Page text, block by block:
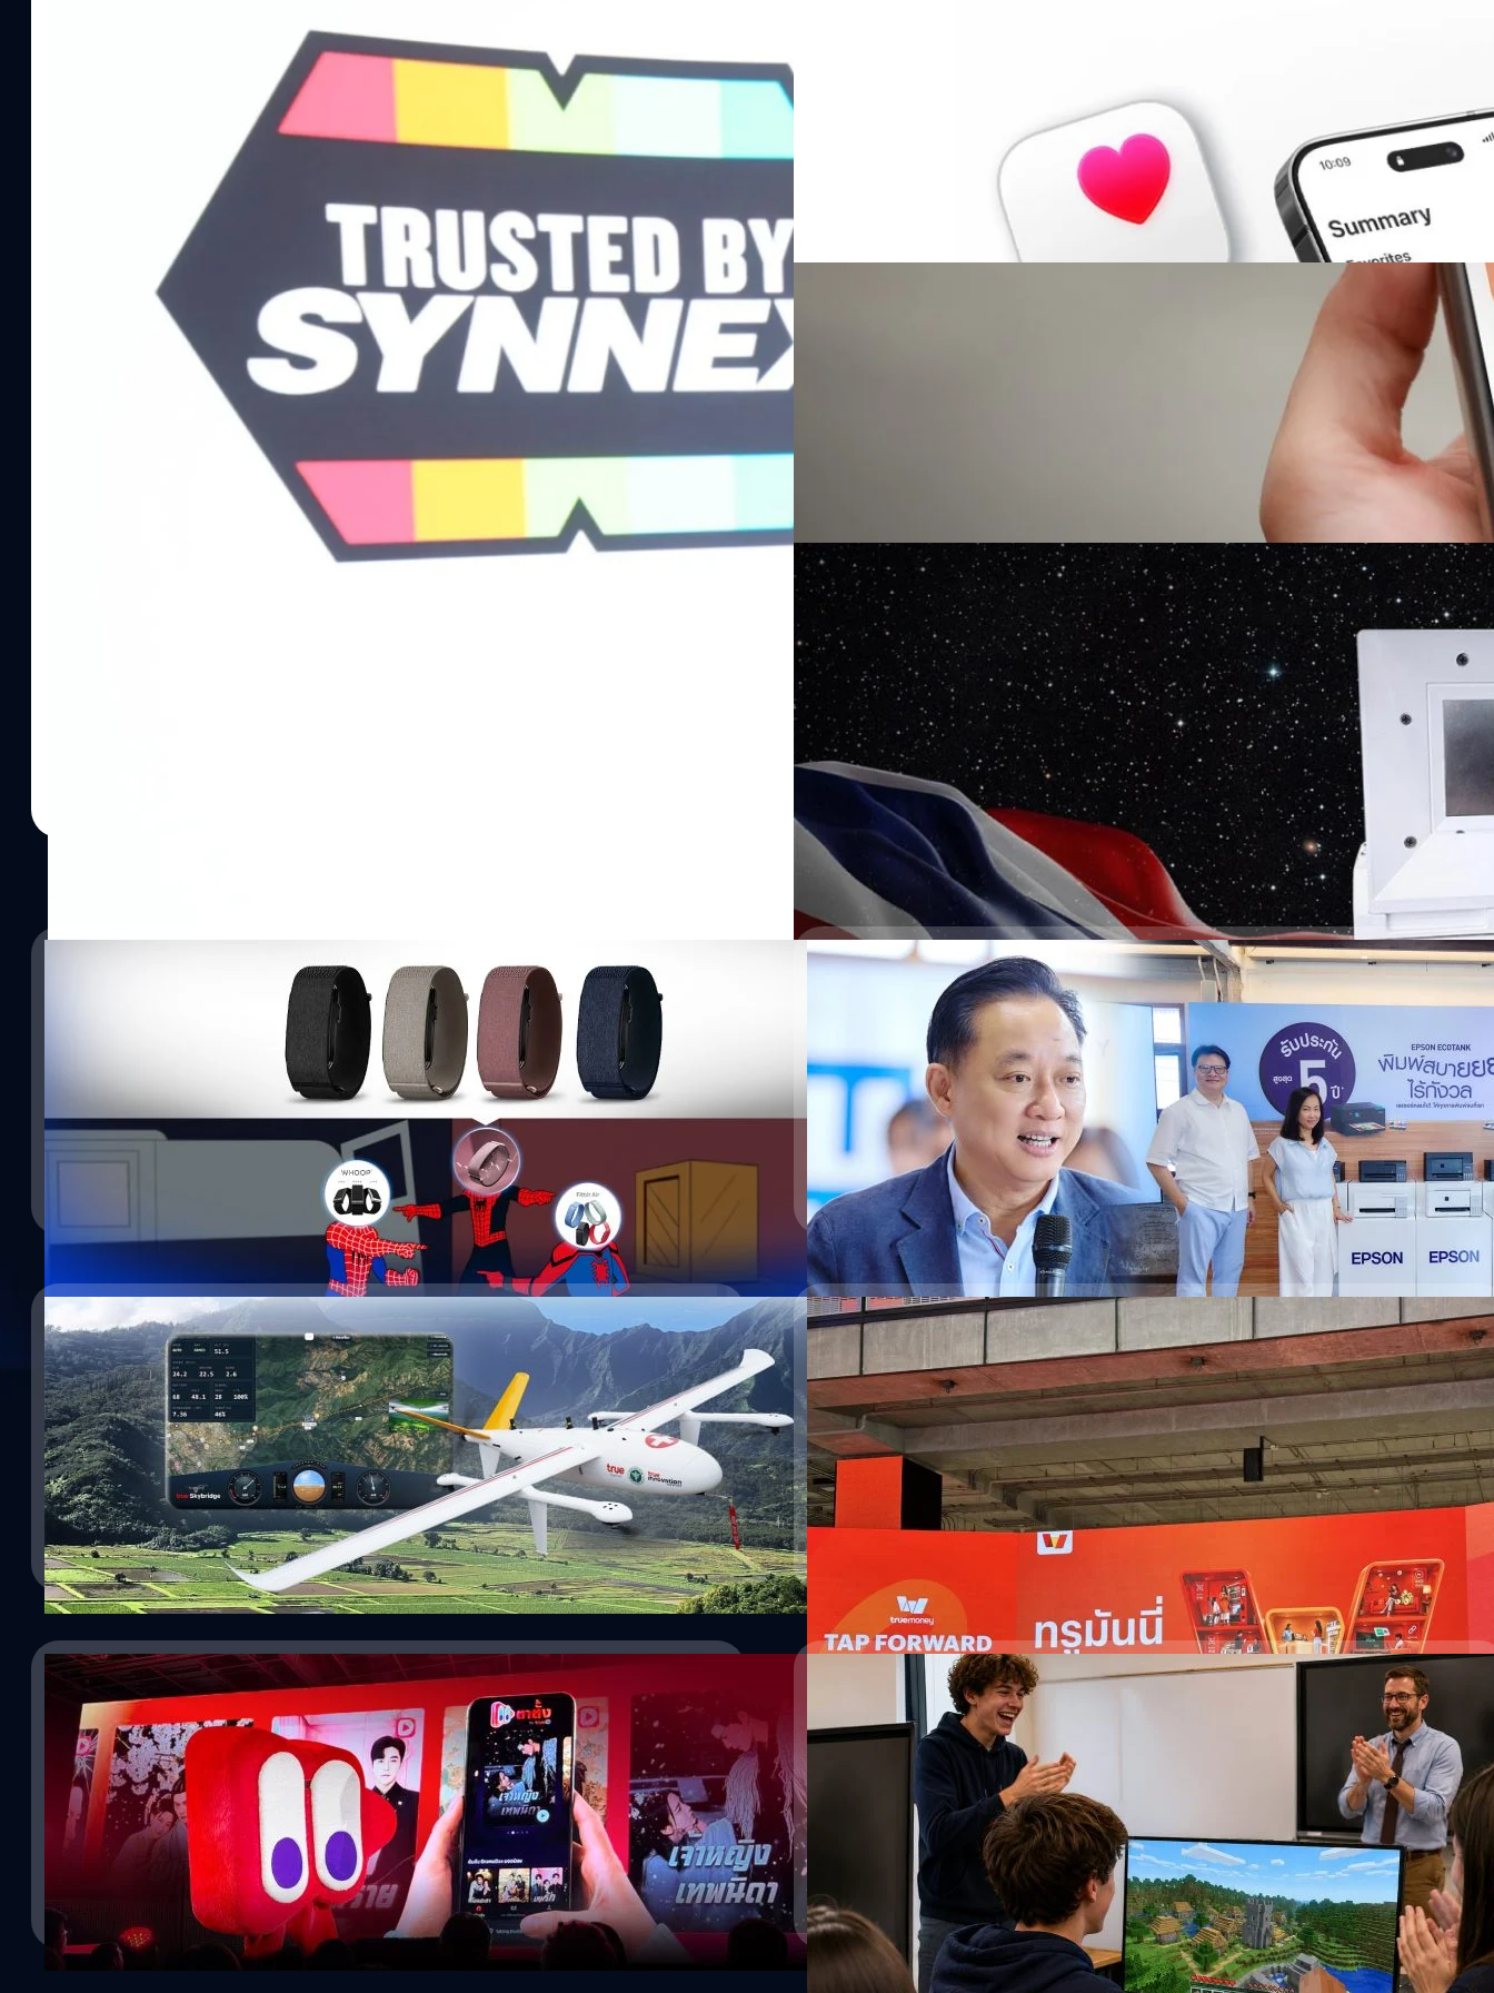
SYNNEX โชว์กำไร Q2/69 โต 18% ลุย AI–Cloud–Green Energy สร้างฐาน
Recurring Revenue เร่งเครื่อง New Growth Engine พร้อมจ่ายปันผล 0.10
บริษัท ซินเน็ค (ประเทศไทย) จำกัด (มหาชน) หรือ SYNNEX โชว์ผลการดำเนินงานแข็งแกร่ง กำไรสุทธิ
ไตรมาส 2 และงวด 6 เดือนแรกของปี 2569 เติบโต 17.8% และ 17.7% จากช่วงเดียวกันของปีก่อน สูงกว่าการ
เติบโตของรายได้อย่างมีนัยสำคัญ พร้อมประกาศจ่ายเงินปันผลระหว่างกาล 0.10 บาทต่อหุ้น โดยกำหนดวันที่
ไม่ได้รับสิทธิปันผล (XD) วันที่ 19 สิงหาคม 2569 และกำหนดจ่ายเงินปันผลวันที่ 2 กันยายน 2569 นางสาวสุ
ธิดา มงคลสุธี ประธานเจ้าหน้าที่บริหาร บริษัท ซินเน็ค (ประเทศไทย) จำกัด (มหาชน) เปิดเผยว่า ในช่วงครึ่งปี
แรกบริษัทเดินหน้าขับเคลื่อน Business Transformation อย่างต่อเนื่อง ผ่านการยกระดับจากผู้จัดจำหน่าย
สินค้าไอที สู่การเป็น Digital Infrastructure Platform เพื่อรองรับการเติบโตของเศรษฐกิจ AI โดยมุ่งเพิ่ม
สัดส่วนธุรกิจที่มีมูลค่าเพิ่ม ควบคู่กับการขยายเครือข่ายพันธมิตรเทคโนโลยีระดับโลก…
เข้า Apple Health ได้โดยตรงแล้ว ถือเป็นฟีเจอร์ที่คนใช้ Fitbit และ Pixel Watch รอกันมานาน เพราะที่ผ่าน
มา Google Health ดึงข้อมูลจาก Apple Health ได้อย่างเดียว แต่ส่งข้อมูลกลับไม่ได้ ซึ่งเมื่อข้อมูลจาก
อุปกรณ์ของ Google ไปอยู่ใน Apple Health ก็ทำให้แอปฯ อื่น ๆ สามารถดึงข้อมูลไปใช้ได้มากขึ้น ข้อมูลที่ซิ
งก์ได้ตอนนี้ก็มีทั้ง ข้อมูลการออกกำลังกาย การนอนหลับ จำนวนก้าว อัตราการเต้นของหัวใจ และข้อมูล
สุขภาพอื่น ๆ โดยผู้ใช้สามารถเปิดใช้งานได้จากเมนู Partner apps > Apple Health ภายในแอปฯ Google
หลายคนน่าจะเคยได้ยินคำเตือนว่า "ห้ามเล่นมือถือระหว่างชาร์จ เดี๋ยวแบตฯ เสื่อม" จนกลายเป็นความเชื่อที่
บอกต่อกันมานาน แต่จริง ๆ แล้ว การเล่นมือถือระหว่างชาร์จ ไม่ใช่ตัวการหลักที่ทำให้แบตฯ เสื่อม เพราะอายุ
ของแบตเตอรี่ขึ้นอยู่กับหลายปัจจัย ทั้งจำนวนรอบการชาร์จ การปล่อยให้แบตฯ ชาร์จจนเต็ม 100% ค้างไว้เป็น
เวลานาน และการใช้งานที่ทำให้เครื่องร้อนต่อเนื่องมากกว่า สมาร์ตโฟนในปัจจุบันใช้ แบตเตอรี่ตระกูลลิเทียม
ไอออน (Lithium-ion) ซึ่งสิ่งที่ทำให้แบตฯ เสื่อมอย่างหลีกเลี่ยงไม่ได้ คือ การใช้งานและจำนวนรอบการชาร์จ
(Charge Cycle) เพราะทุกครั้งที่เราใช้แบตฯ จนหมดแล้วชาร์จใหม่ ก็จะนับเป็นส่วนหนึ่งของอายุแบตฯ ยิ่งใช้
งานมือถือหนัก แบตฯ ก็ยิ่งหมดไว และยิ่งต้องชาร์จบ่อย อายุการใช้งานของแบตฯ ก็จะค่อย ๆ ลดลงตามปกติ
แต่อายุการใช้งานจะยิ่งลดมากขึ้นหากแบตเตอรี่ร้อน หรือชาร์จจนเต็ม 100% ค้างไว้ ความร้อน ถือเป็นอีก
ปัจจัยที่เร่งให้แบตฯ เสื่อมเร็วขึ้น แต่สำหรับการใช้งานทั่วไป ผลกระทบไม่มากนัก เพราะสมาร์ตโฟนยุคใหม่มี
ระบบจัดการแบตเตอรี่ (Battery Management System) ที่คอยควบคุมการชาร์จ ป้องกันการชาร์จเกิน รวมถึง
ช่วยจัดการอุณหภูมิระหว่างใช้งานได้ดีขึ้น สิ่งที่ควรหลีกเลี่ยงคือการใช้งานหนักจนเครื่องร้อนจัดเป็นเวลานาน…
05/08/2026
จับตานาทีประวัติศาสตร์ ! ไทยส่ง “CE-7 MATCH” ร่วมภารกิจโคจรรอบดวง
จันทร์พร้อมยานฉางเอ๋อ 7 เตรียมทยานสู่อวกาศ 24 สิงหาคมนี้
ปฏิบัติการครั้งประวัติศาสตร์ของไทย ส่ง “CE-7 MATCH” ร่วมโคจรรอบดวงจันทร์พร้อมยานฉางเอ๋อ 7 หลังผ่าน
การทดสอบอย่างต่อเนื่อง เคาะวันขึ้นสู่อวกาศแล้ว 24 สิงหาคมนี้ นับเป็นก้าวสำคัญของวงการวิทยาศาสตร์
และอวกาศไทย ที่จะได้ร่วมเป็นส่วนหนึ่งของภารกิจระดับจักรวาล ถ้ายังจำกันได้เมื่อวันที่ 28 มกราคมที่ผ่านมา
bt beartai เองได้มีโอกาสร่วมงานแถลงวิสัยทัศน์ “NARIT Open Talk 2026” ของสถาบันวิจัยดาราศาสตร์แห่ง
ชาติ (NARIT) ซึ่งครั้งนั้นเราได้รายงานถึงความพร้อมในการส่งอุปกรณ์ฝีมือคนไทยมุ่งหน้าสู่ดวงจันทร์ไปพร้อม
กับยานฉางเอ๋อ 7 (Chang’e 7) ของประเทศจีนไปแล้ว ล่าสุดวันนี้มีความคืบหน้าครั้งสำคัญอีกครั้ง เมื่อ
สถาบันวิจัยดาราศาสตร์แห่งชาติ ได้ร่วมกับมหาวิทยาลัยมหิดล และกระทรวงการอุดมศึกษา วิทยาศาสตร์ วิจัย
และนวัตกรรม (อว.) แถลงข่าวประกาศความพร้อมของอุปกรณ์วิทยาศาสตร์ฝีมือคนไทย “CE-7 MATCH”
(Moon-Aiming Thai-Chinese Hodoscope) ภายในงานได้รับเกียรติจากผู้บริหารระดับสูง นำโดย ศ.ดร. ยศ
ชนัน วงศ์สวัสดิ์ รองนายกรัฐมนตรีและรัฐมนตรีว่าการกระทรวงการอุดมศึกษา วิทยาศาสตร์ วิจัยและนวัตกรรม
พร้อมด้วย นายอัครนันท์ กัณณ์กิตตินันท์ รัฐมนตรีช่วยว่าการกระทรวงศึกษาธิการ, นายวันชัย…
รัตนาภรณ์ ศรีนวลจันทร์| 1 days ago
Read More
22/07/2026
Garmin เปิดตัว CIRQA ชน Whoop และ Fitbit Air ราคา 6,990 บาท
Garmin เปิดตัว 'CIRQA' สมาร์ตแบนด์รุ่นใหม่ล่าสุด ที่มาในดีไซน์ไร้หน้าจอ โดยเน้นเจาะกลุ่มผู้ใช้ที่ต้องการ
ติดตามข้อมูลสุขภาพ และการออกกำลังกายอย่างละเอียด เตรียมท้าชน Whoop และ Fitbit Air แบบซื้อ
ขาดโดยไม่ต้องสมัครสมาชิก เตรียมท้าชน Whoop-Fitbit Air ตัวเรือนใช้วัสดุผสมโพลิเมอร์เสริมแรงเส้นใยที่
แข็งแรง แต่น้ำหนักเบาเพียง 14.8 กรัม ออกแบบมาให้มีความยืดหยุ่น โดยสามารถเลือกสวมใส่ได้ทั้งบริเวณ
ข้อมือ หรือจะนำไปรัดที่แขนก็ทำได้เช่นกันส่วนสายรัดของ CIRQA ผลิตจากวัสดุผ้าที่ให้ความรู้สึกเบาสบาย
เมื่อสวมใส่ โดยมีสีสันให้เลือกหลากหลาย ได้แก่ สีดำ (Black), สีน้ำเงิน (Captain Blue), สีม่วงอ่อน
(Mauve) และสีเทา (French Grey) ซึ่งน้ำหนักรวมตัวเรือนจะอยู่ที่ประมาณ 20.7 ถึง 21.2 กรัมเท่านั้น ฟีเจอร์
สุขภาพและการออกกำลังกาย ข้อมูลติดตามสุขภาพทั้งหมดสามารถดูและจัดการได้อย่างละเอียดผ่าน
แอปพลิเคชัน 'Garmin Connect' ดังนี้ การติดตามสุขภาพ : วัดอัตราการเต้นของหัวใจ, ประเมินพลังงาน
ร่างกาย (Body Battery), วัดระดับความเครียด, ปริมาณออกซิเจนในเลือด,…
อมลวรรณ ศรัทธานนท์| 15 days ago
Read More
22/07/2026
‘เอปสัน’ ยกระดับตลาดเครื่องพิมพ์ ชูรับประกัน 5 ปีนานกว่าใคร พร้อมเปิดตัว
EcoTank เจนใหม่รับดีมานด์โฮมยูสและออฟฟิศขนาดเล็ก
เอปสัน (Epson) ผู้นำระดับโลกในตลาดเครื่องพิมพ์ ยกระดับมาตรฐานตลาดเครื่องพิมพ์ในประเทศไทยอีก
ครั้ง ด้วยการเป็นแบรนด์แรกและแบรนด์เดียวที่มอบการรับประกันเครื่องพิมพ์แท็งค์แท้ทุกรุ่นนานถึง 5 ปี ใน
ชื่อแคมเปญ ‘พิมพ์สบายยย ไร้กังวัล’ (Print Without Worry) พร้อมตอกย้ำความเป็นผู้นำตลาดเครื่องพิมพ์
อิงค์เจ็ตในประเทศไทย ด้วยการเปิดตัว EcoTank เจเนอเรชันใหม่ 8 รุ่นวันนี้ เน้นเจาะกลุ่มผู้ใช้งานภายในบ้าน
รวมถึงกลุ่ม Solopreneur และ SOHO ที่เติบโตอย่างต่อเนื่อง โดยชูจุดเด่นด้านความเร็วในการพิมพ์ที่สูงขึ้น
เติมหมึกได้สะดวกและสะอาดยิ่งกว่าเดิม รองรับการพิมพ์แบบไร้สายผ่าน Apple AirPrint, Mopria, LINE
Print และ Epson Smart Panel เพื่อมอบประสบการณ์การพิมพ์ที่สะดวกและมั่นใจยิ่งขึ้น นายยรรยง มุนี
มงคลทร ผู้อำนวยการอาวุโสประจำกลุ่มประเทศในภูมิภาคเอเชียตะวันออกเฉียงใต้ และผู้อำนวยการบริหาร
บริษัท เอปสัน (ประเทศไทย) จำกัด กล่าวว่า “เมื่อปี 2553 เอปสันได้ Disrupt ตลาดเครื่องพิมพ์ ด้วยการ
เปิดตัว EcoTank เครื่องพิมพ์อิงค์เจ็ตแท็งค์แท้ที่พลิกโฉมรูปแบบการพิมพ์และยกระดับความคุ้มค่าให้กับผู้
บริโภค…
รัตนาภรณ์ ศรีนวลจันทร์| 15 days ago
Read More
17/07/2026
เจาะลึก “ปฏิบัติการอากาศยานไร้คนขับทางการแพทย์” พร้อมเทคโนโลยี “True
SkyBridge” พลิกโฉมโลจิสติกส์สาธารณสุขไทย ประเดิมบินโดรนส่งเลือด-
เวชภัณฑ์ อ. ปัว จ. น่าน
ท่ามกลางภูมิประเทศอันสลับซับซ้อนของประเทศไทย "ระยะทางและเวลา" มักกลายเป็นอุปสรรคสำคัญที่
พรากโอกาสในการรักษาชีวิตของผู้คนในพื้นที่ห่างไกล โดยเฉพาะในยามเกิดภัยพิบัติทางธรรมชาติที่ตัดขาด
การสัญจรทางบกไร้ทางเข้าถึง BT จะพาไปเจาะลึกเบื้องหลังปฏิบัติการสำคัญด้านสาธารณสุขไทยครั้ง
ประวัติศาสตร์ใน “ปฏิบัติการอากาศยานไร้คนขับทางการแพทย์ (Drone)” เฉลิมพระเกียรติพระบาทสมเด็จ
พระเจ้าอยู่หัว เนื่องในโอกาสวันเฉลิมพระชนมพรรษา 28 กรกฎาคม 2569 ซึ่งเปิดตัวอย่างเป็นทางการ ณ
สนามกีฬาพญาผานอง อำเภอปัว จังหวัดน่าน เมื่อวันที่ 16 กรกฎาคมที่ผ่านมา โครงการนี้คือความร่วมมือ
ครั้งสำคัญระหว่าง กระทรวงสาธารณสุข และ บริษัท ทรู คอร์ปอเรชั่น จำกัด (มหาชน) ร่วมด้วยภาคีเครือข่าย
ระดับประเทศอย่างสำนักงานการบินพลเรือนแห่งประเทศไทย (CAAT), สำนักงาน กสทช. และ บริษัท วิทยุ
การบินแห่งประเทศไทย (AEROTHAI) เพื่อปูทางสู่การปฏิรูประบบโลจิสติกส์สาธารณสุขไทยทั่วประเทศ
ทำไมต้องเริ่มที่ อำเภอปัว จังหวัดน่าน อุปสรรคทางภูมิศาสตร์ที่เทคโนโลยีต้องเอาชนะ อำเภอปัว จังหวัดน่าน
ได้รับเลือกให้เป็นพื้นที่คิกออฟปฏิบัติการจริงครั้งแรก เนื่องจากสภาพภูมิประเทศมีความท้าทายสูงมาก ราย
ล้อมด้วยภูเขาสูงชัน เส้นทางสัญจรทางบกคดเคี้ยวเลาะตามไหล่เขาและหน้าผา ยิ่งในช่วงฤดูมรสุม พื้นที่แห่ง
นี้จะมีความเสี่ยงสูงจากดินสไลด์ น้ำป่าไหลหลาก หรือฝนตกหนักจนทำให้ถนนหนทางภาคพื้นดินถูกตัดขาด
อย่างสมบูรณ์ การนำส่งยา เวชภัณฑ์ หรือแม้แต่การส่งสิ่งส่งตรวจทางห้องปฏิบัติการ…
รัตนาภรณ์ ศรีนวลจันทร์| 20 days ago
Read More
17/07/2026
ครั้งแรกในไทย ! หมดยุคสแกนจ่าย TrueMoney แตะจ่ายได้แล้ว ทั้ง BlueTap
และเครื่องรับบัตร สิ้นปีนี้เตรียมแตะ EVM รถไฟฟ้า
เชื่อว่าคนไทยจำนวนไม่น้อยกำลังรอระบบ 'แตะจ่าย' ผ่านสมาร์ตโฟนมาอย่างยาวนาน ตอนนี้ TrueMoney จัด
ให้แล้ว ด้วยการปล่อยฟีเจอร์ใหม่ที่สามารถแตะจ่ายที่ร้านค้าได้เลย ไม่ต้องสแกน ไม่ว่าจะเป็นเครื่อง Blue
Tap ที่หลายคนอาจได้ลองไปแล้วก่อนหน้านี้ ส่วนใหญ่จะเจอใน 7-Eleven และร้านค้าพาร์ตเนอร์ ขั้นตอนง่าย
ๆ คือ ปลดล็อกสมาร์ตโฟน-ยืนยันตัวตน-แตะจ่าย ซึ่งทาง TrueMoney เพิ่งแถลงข่าวฟีเจอร์นี้ในวันที่ 17
กรกฎาคม 2026 พร้อมกับเผยความสามารถในการแตะจ่ายผ่านเครื่อง EDC หรือเครื่องรับบัตร ที่ปกติเราจะ
ใช้บัตรเครดิตในการแตะจ่ายกัน (เฉพาะเครื่องที่รองรับ Contactless) แต่ถ้ามีแอปพลิเคชัน TrueMoney ก็
แตะจ่ายผ่านวอลเล็ตได้เลยไม่ต้องมีบัตรเครดิตก็ได้ หรือใครมีบัตรเครดิตก็สามารถเพิ่มไว้ในแอปฯ และแตะ
จ่ายก็ได้เหมือนกัน ไม่ต้องพกบัตรแล้ว ซึ่งปัจจุบันในประเทศไทยมีจุดรองรับการแตะจ่ายจาก TrueMoney ถึง
900,000 จุดด้วยกัน โดยการแตะจ่ายกับเครื่อง EDC จะเริ่มใช้ตั้งแต่วันที่ 21 กรกฎาคม 2026 เป็นต้นไป แต่
จะเริ่มให้บริการบนระบบปฏิบัติการ Android ก่อน ชาว iOS อาจจะต้องรออีกสักหน่อย…
ภูษิต เรืองอุดมกิจ| 20 days ago
17/07/2026
เปิดบทใหม่ของ TrueID เปิดตัว “ตาตั้ง” แพลตฟอร์มซีรีส์แนวตั้งที่รู้ใจคนไทย
ที่สุด
ทุกวันนี้หลายคนใช้เวลาดูคอนเทนต์ผ่านมือถือมากขึ้น ไม่ว่าจะเป็นคลิปสั้นหรือซีรีส์ที่เล่าเรื่องกระชับ ใช้เวลา
ไม่นาน ทำให้ "ซีรีส์แนวตั้ง" กลายเป็นรูปแบบความบันเทิงที่เติบโตอย่างรวดเร็วในหลายประเทศ ล่าสุด
TrueID เปิดตัว "ตาตั้ง" แพลตฟอร์มรวมซีรีส์แนวตั้ง พร้อมประกาศจับมือกับ DramaBox แพลตฟอร์มซีรีส์
แนวตั้งระดับโลก เพื่อรวบรวมคอนเทนต์จากต่างประเทศ และผลักดันการสร้างซีรีส์ไทยไปสู่ผู้ชมทั่วโลก เมื่อ
คนดูเปลี่ยน วิธีดูคอนเทนต์ก็เปลี่ยนตาม ภายในงานเปิดตัว TrueID ระบุว่า ปัจจุบันผู้คนไม่ได้เสพคอนเทนต์
เหมือนเมื่อก่อนอีกแล้ว แต่หันมาดูผ่านมือถือมากขึ้น และต้องการคอนเทนต์ที่ดูได้ทุกที่ ทุกเวลา TrueID จึง
ได้ประกาศวิสัยทัศน์ใหม่ในการพัฒนาแพลตฟอร์มให้เป็นมากกว่าแอปฯ ดูหนังหรือซีรีส์ แต่เป็นพื้นที่ที่รวม
คอนเทนต์ บริการ และครีเอเตอร์ไว้ในที่เดียว พร้อมเปิดโอกาสให้พันธมิตรและผู้ผลิตคอนเทนต์สามารถ
สร้างผลงานร่วมกันได้มากขึ้น "ตาตั้ง" รวมซีรีส์แนวตั้งไว้ในที่เดียว ไฮไลต์ของงานคือการเปิดตัว "ตาตั้ง" มินิ
| 20 days ago
เล่นแลกเรียน ! เก็บ Achievement ‘Minecraft’ แลกทุน ม. Silicon Valley 5
แสน
University of Silicon Valley (USV) กำลังเรียกเสียงฮือฮาบนโลกอินเทอร์เน็ตด้วยการเปิดตัวโครงการทุน
การศึกษาสุดล้ำในชื่อ 'Max Achievement Scholarship' ซึ่งพร้อมเปย์เงินหลักหมื่นเหรียญสหรัฐฯ ให้กับ
นักศึกษาที่สามารถพิสูจน์ได้ว่าตนเองมีทักษะการเล่นเกมขั้นเทพ ในขณะที่หลายมหาวิทยาลัยเริ่มมีหลักสูตร
อีสปอร์ตหรือการพัฒนาเกม ทาง USV ก็มีเช่นกัน แต่ที่ทำให้พวกเขาโดดเด่นกว่าใครคือการแจกทุนให้กับ
คนที่ 'เล่นเกมเก่งจริง ๆ' โดยเปิดรับพิจารณาจากเกมหลากหลายแนว ไม่ว่าจะเป็นเกม MMORPG อย่าง
Final Fantasy XIV และ Old School Runescape เกมสไตล์ Roguelike อย่าง Hades และ Risk of Rain 2
ไปจนถึงเกมยอดฮิตอย่าง Minecraft เงื่อนไขการรับทุนคือ นักศึกษาจะต้องมีหลักฐานยืนยันว่าตัวเอง
สามารถปลดล็อก Achievement ระดับแรร์ในเกมได้ โดยแบ่งเกณฑ์ออกเป็น 2 ระดับ ได้แก่ มาดูตัวอย่าง
ความโหดของการล่าทุนนี้กัน อย่างในเกม Minecraft ผู้เล่นจะต้องตามเก็บ Achievement ภายในเกมให้ครบ
อมลวรรณ ศรัทธานนท์ | 23 days ago
Read More